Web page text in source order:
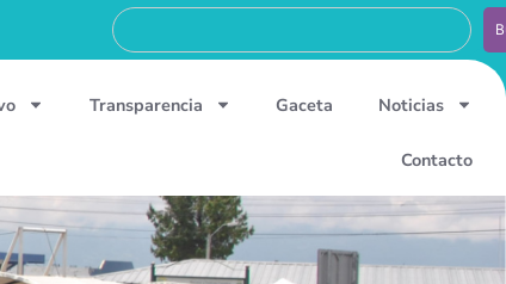
Transparencia Gaceta Noticias
Contacto